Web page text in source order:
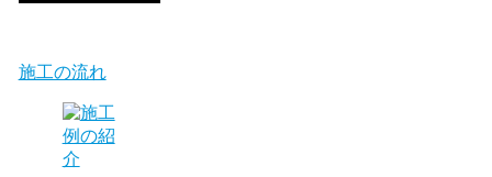
施工の流れ